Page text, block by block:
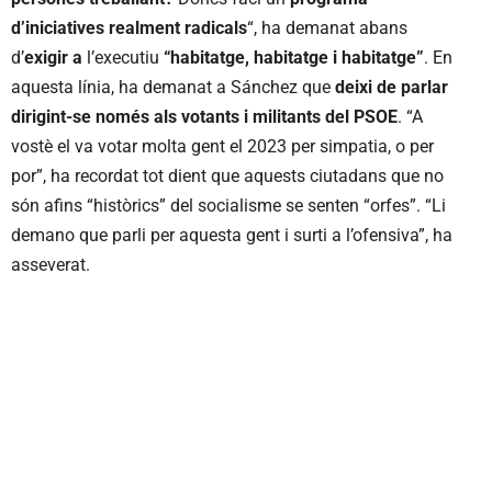
d’iniciatives realment radicals“, ha demanat abans
d’exigir a l’executiu “habitatge, habitatge i habitatge”. En
aquesta línia, ha demanat a Sánchez que deixi de parlar
dirigint-se només als votants i militants del PSOE. “A
vostè el va votar molta gent el 2023 per simpatia, o per
por”, ha recordat tot dient que aquests ciutadans que no
són afins “històrics” del socialisme se senten “orfes”. “Li
demano que parli per aquesta gent i surti a l’ofensiva”, ha
asseverat.